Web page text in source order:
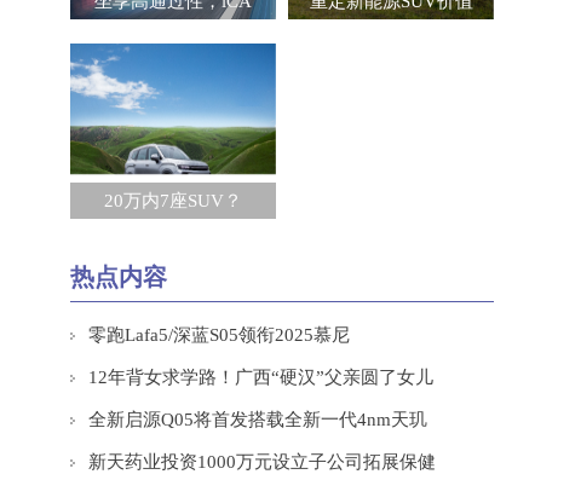
20万内7座SUV？
热点内容
零跑Lafa5/深蓝S05领衔2025慕尼
12年背女求学路！广西“硬汉”父亲圆了女儿
全新启源Q05将首发搭载全新一代4nm天玑
新天药业投资1000万元设立子公司拓展保健